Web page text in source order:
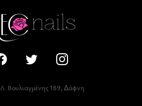
Λ. Βουλιαγµένης 189, ∆άφνη